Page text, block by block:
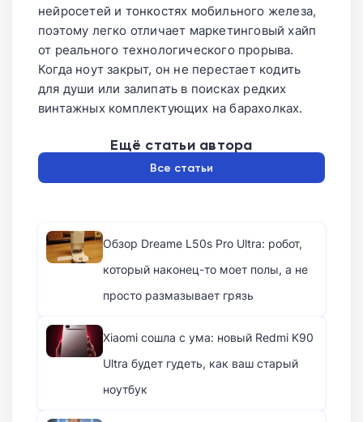
нейросетей и тонкостях мобильного железа,
поэтому легко отличает маркетинговый хайп
от реального технологического прорыва.
Когда ноут закрыт, он не перестает кодить
для души или залипать в поисках редких
винтажных комплектующих на барахолках.
Ещё статьи автора
Все статьи
Обзор Dreame L50s Pro Ultra: робот,
который наконец-то моет полы, а не
просто размазывает грязь
Xiaomi сошла с ума: новый Redmi K90
Ultra будет гудеть, как ваш старый
ноутбук